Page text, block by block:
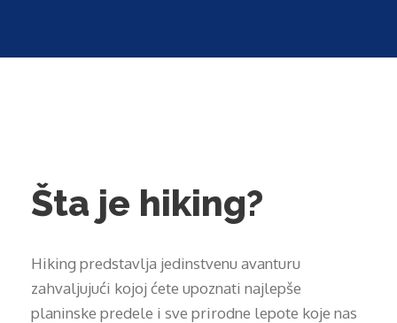
Šta je hiking?
Hiking predstavlja jedinstvenu avanturu
zahvaljujući kojoj ćete upoznati najlepše
planinske predele i sve prirodne lepote koje nas